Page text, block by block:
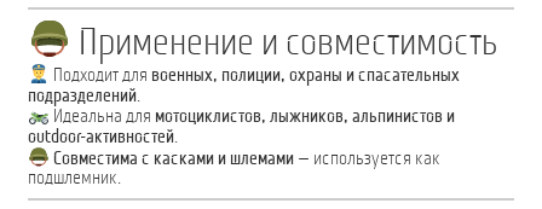
Применение и совместимость
Подходит для военных, полиции, охраны и спасательных
подразделений.
Идеальна для мотоциклистов, лыжников, альпинистов и
outdoor-активностей.
Совместима с касками и шлемами— используется как
подшлемник.